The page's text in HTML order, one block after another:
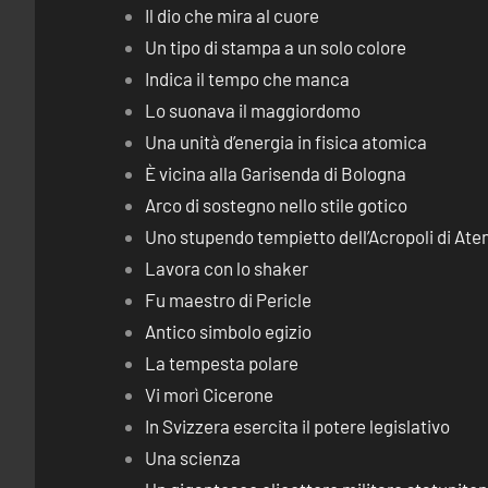
Il dio che mira al cuore
Un tipo di stampa a un solo colore
Indica il tempo che manca
Lo suonava il maggiordomo
Una unità d’energia in fisica atomica
È vicina alla Garisenda di Bologna
Arco di sostegno nello stile gotico
Uno stupendo tempietto dell’Acropoli di
Lavora con lo shaker
Fu maestro di Pericle
Antico simbolo egizio
La tempesta polare
Vi morì Cicerone
In Svizzera esercita il potere legislativo
Una scienza